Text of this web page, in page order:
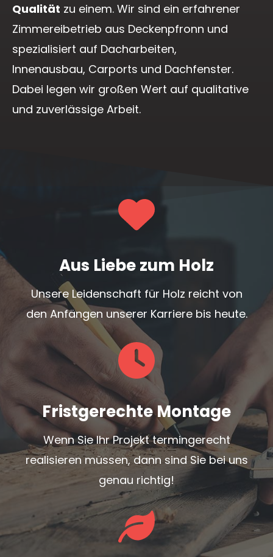
Qualität zu einem. Wir sind ein erfahrener
Zimmereibetrieb aus Deckenpfronn und
spezialisiert auf Dacharbeiten,
Innenausbau, Carports und Dachfenster.
Dabei legen wir großen Wert auf qualitative
und zuverlässige Arbeit.
Aus Liebe zum Holz
Unsere Leidenschaft für Holz reicht von
den Anfängen unserer Karriere bis heute.
Fristgerechte Montage
Wenn Sie Ihr Projekt termingerecht
realisieren müssen, dann sind Sie bei uns
genau richtig!